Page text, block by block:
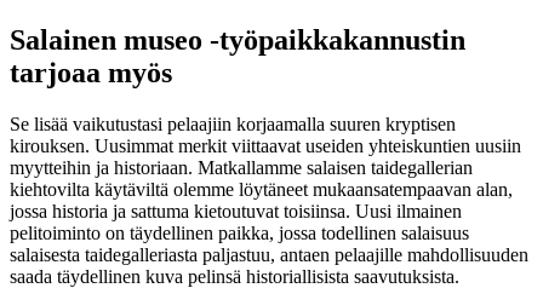
Salainen museo -työpaikkakannustin
tarjoaa myös
Se lisää vaikutustasi pelaajiin korjaamalla suuren kryptisen
kirouksen. Uusimmat merkit viittaavat useiden yhteiskuntien uusiin
myytteihin ja historiaan. Matkallamme salaisen taidegallerian
kiehtovilta käytäviltä olemme löytäneet mukaansatempaavan alan,
jossa historia ja sattuma kietoutuvat toisiinsa. Uusi ilmainen
pelitoiminto on täydellinen paikka, jossa todellinen salaisuus
salaisesta taidegalleriasta paljastuu, antaen pelaajille mahdollisuuden
saada täydellinen kuva pelinsä historiallisista saavutuksista.